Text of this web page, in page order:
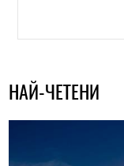
НАЙ-ЧЕТЕНИ